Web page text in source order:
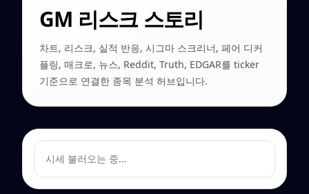
GM 리스크 스토리
차트, 리스크, 실적 반응, 시그마 스크리너, 페어 디커
플링, 매크로, 뉴스, Reddit, Truth, EDGAR를 ticker
기준으로 연결한 종목 분석 허브입니다.
시세 불러오는 중…